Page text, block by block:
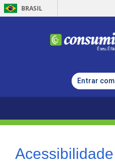
BRASIL
Entrar com
Acessibilidade